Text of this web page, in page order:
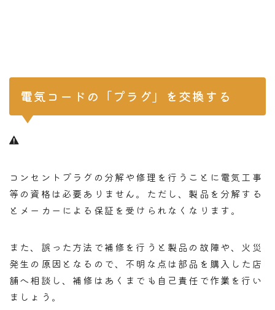
電気コードの「プラグ」を交換する
コンセントプラグの分解や修理を行うことに電気工事
等の資格は必要ありません。ただし、製品を分解する
とメーカーによる保証を受けられなくなります。
また、誤った方法で補修を行うと製品の故障や、火災
発生の原因となるので、不明な点は部品を購入した店
舗へ相談し、補修はあくまでも自己責任で作業を行い
ましょう。